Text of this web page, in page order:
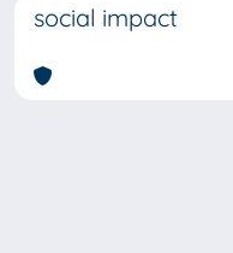
social impact